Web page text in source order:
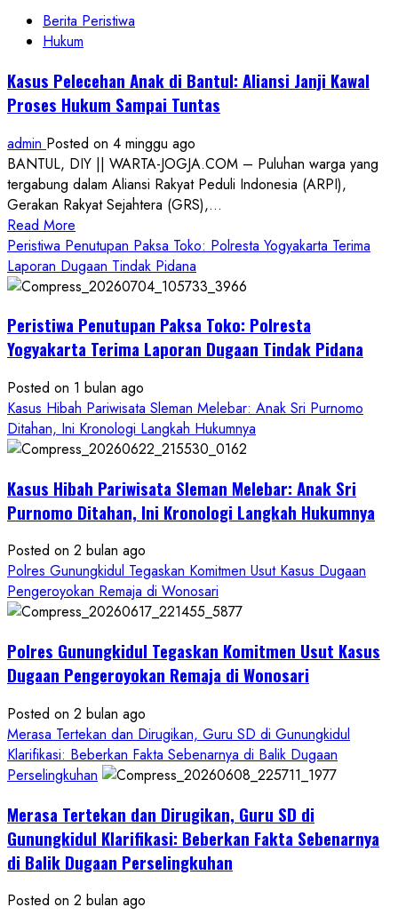
Berita Peristiwa
Hukum
Kasus Pelecehan Anak di Bantul: Aliansi Janji Kawal
Proses Hukum Sampai Tuntas
admin Posted on 4 minggu ago
BANTUL, DIY || WARTA-JOGJA.COM – Puluhan warga yang
tergabung dalam Aliansi Rakyat Peduli Indonesia (ARPI),
Gerakan Rakyat Sejahtera (GRS),...
Read More
more
about
Kasus
Anak
di
Aliansi
Janji
Kawal
Proses
Sampai
Tuntas
Peristiwa Penutupan Paksa Toko: Polresta Yogyakarta Terima
Laporan Dugaan Tindak Pidana
Peristiwa Penutupan Paksa Toko: Polresta
Yogyakarta Terima Laporan Dugaan Tindak Pidana
Posted on 1 bulan ago
Kasus Hibah Pariwisata Sleman Melebar: Anak Sri Purnomo
Ditahan, Ini Kronologi Langkah Hukumnya
Kasus Hibah Pariwisata Sleman Melebar: Anak Sri
Purnomo Ditahan, Ini Kronologi Langkah Hukumnya
Posted on 2 bulan ago
Polres Gunungkidul Tegaskan Komitmen Usut Kasus Dugaan
Pengeroyokan Remaja di Wonosari
Polres Gunungkidul Tegaskan Komitmen Usut Kasus
Dugaan Pengeroyokan Remaja di Wonosari
Posted on 2 bulan ago
Merasa Tertekan dan Dirugikan, Guru SD di Gunungkidul
Klarifikasi: Beberkan Fakta Sebenarnya di Balik Dugaan
Perselingkuhan
Merasa Tertekan dan Dirugikan, Guru SD di
Gunungkidul Klarifikasi: Beberkan Fakta Sebenarnya
di Balik Dugaan Perselingkuhan
Posted on 2 bulan ago